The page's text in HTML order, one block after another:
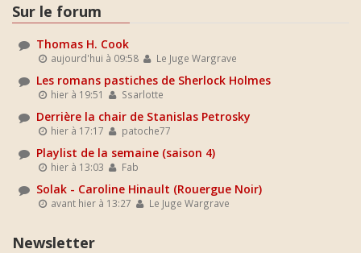
Sur le forum
Thomas H. Cook
aujourd'hui à 09:58 Le Juge Wargrave
Les romans pastiches de Sherlock Holmes
hier à 19:51 Ssarlotte
Derrière la chair de Stanislas Petrosky
hier à 17:17 patoche77
Playlist de la semaine (saison 4)
hier à 13:03 Fab
Solak - Caroline Hinault (Rouergue Noir)
avant hier à 13:27 Le Juge Wargrave
Newsletter